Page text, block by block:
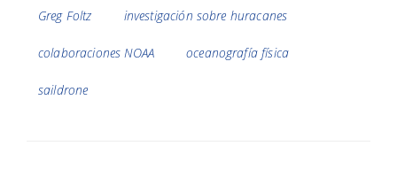
Etiquetas
Greg Foltz investigación sobre huracanes
colaboraciones NOAA oceanografía física
saildrone